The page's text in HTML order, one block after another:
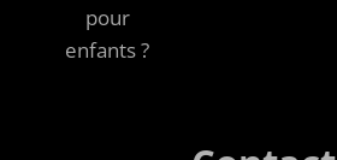
pour
enfants ?